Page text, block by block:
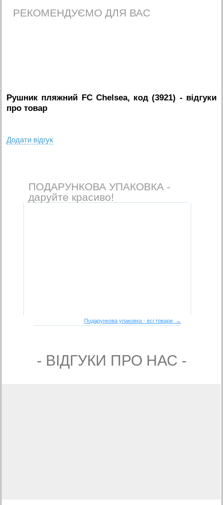
РЕКОМЕНДУЄМО ДЛЯ ВАС
Рушник пляжний FC Chelsea, код (3921) - вiдгуки
про товар
Додати вiдгук
ПОДАРУНКОВА УПАКОВКА -
даруйте красиво!
Подарункова упаковка - всі товари →
- ВIДГУКИ ПРО НАС -